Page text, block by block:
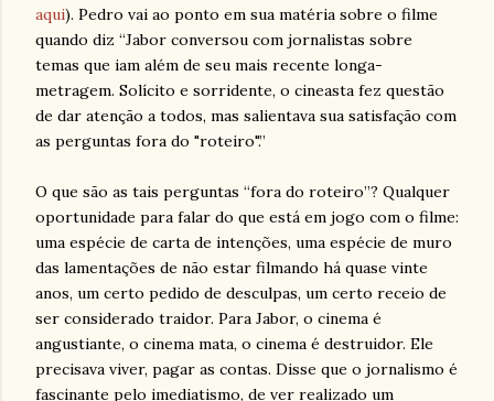
aqui). Pedro vai ao ponto em sua matéria sobre o filme
quando diz “Jabor conversou com jornalistas sobre
temas que iam além de seu mais recente longa-
metragem. Solícito e sorridente, o cineasta fez questão
de dar atenção a todos, mas salientava sua satisfação com
as perguntas fora do "roteiro".”
O que são as tais perguntas “fora do roteiro”? Qualquer
oportunidade para falar do que está em jogo com o filme:
uma espécie de carta de intenções, uma espécie de muro
das lamentações de não estar filmando há quase vinte
anos, um certo pedido de desculpas, um certo receio de
ser considerado traidor. Para Jabor, o cinema é
angustiante, o cinema mata, o cinema é destruidor. Ele
precisava viver, pagar as contas. Disse que o jornalismo é
fascinante pelo imediatismo, de ver realizado um